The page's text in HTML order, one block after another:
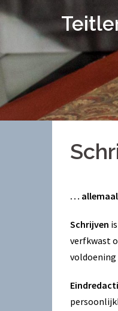
Spring
naar
… allemaal
Schrijven
verfkwast
voldoening